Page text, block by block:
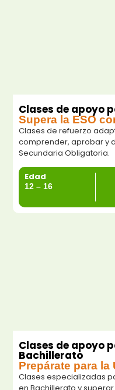
Clases de apoyo
Supera la ESO
Clases de refuerzo
comprender, aprobar y
Secundaria Obligatoria.
Edad
12 – 16
Clases de apoyo
Bachillerato
Prepárate para la
Clases especializadas